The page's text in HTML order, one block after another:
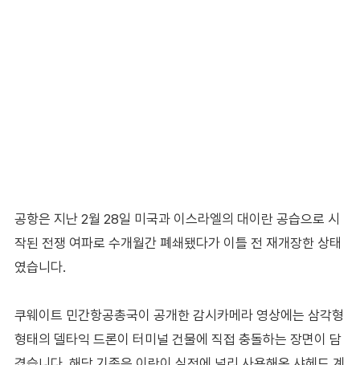
공항은 지난 2월 28일 미국과 이스라엘의 대이란 공습으로 시
작된 전쟁 여파로 수개월간 폐쇄됐다가 이틀 전 재개장한 상태
였습니다.
쿠웨이트 민간항공총국이 공개한 감시카메라 영상에는 삼각형
형태의 델타익 드론이 터미널 건물에 직접 충돌하는 장면이 담